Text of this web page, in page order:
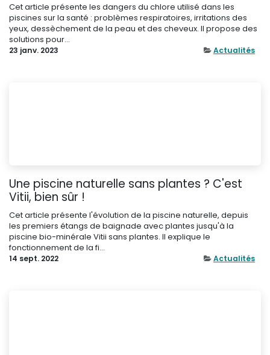
Cet article présente les dangers du chlore utilisé dans les
piscines sur la santé : problèmes respiratoires, irritations des
yeux, dessèchement de la peau et des cheveux. Il propose des
solutions pour...
23 janv. 2023 Actualités
Une piscine naturelle sans plantes ? C'est
Vitii, bien sûr !
Cet article présente l'évolution de la piscine naturelle, depuis
les premiers étangs de baignade avec plantes jusqu'à la
piscine bio-minérale Vitii sans plantes. Il explique le
fonctionnement de la fi...
14 sept. 2022 Actualités